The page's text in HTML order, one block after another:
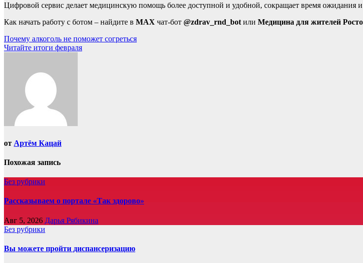
Цифровой сервис делает медицинскую помощь более доступной и удобной, сокращает время ожидания
Как начать работу с ботом – найдите в MAX чат-бот @zdrav_rnd_botили Медицина для жителей
Навигация
по
Почему алкоголь не поможет согреться
Читайте итоги февраля
от Артём Кацай
Похожая запись
Без рубрики
Рассказываем о портале «Так здорово»
Авг 5, 2026 Дарья Рябикина
Без рубрики
Вы можете пройти диспансеризацию